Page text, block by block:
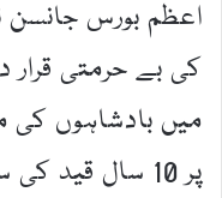
اعظم بورس
کی بے حرمتی قرار
میں بادشاہوں کی
پر 10 سال قید